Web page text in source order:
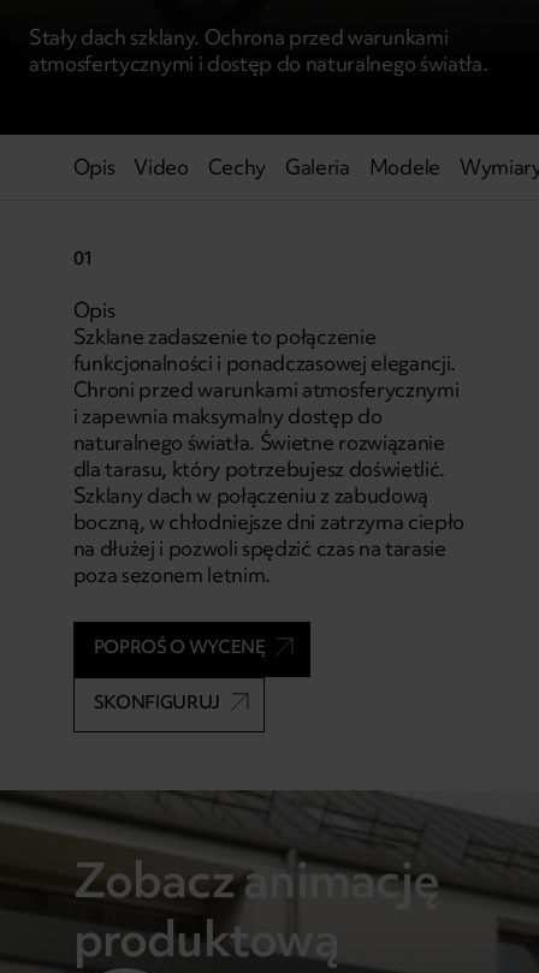
Stały dach szklany. Ochrona przed warunkami
atmosfertycznymi i dostęp do naturalnego światła.
Opis Video Cechy Galeria Modele
01
Opis
Szklane zadaszenie to połączenie
funkcjonalności i ponadczasowej elegancji.
Chroni przed warunkami atmosferycznymi
i zapewnia maksymalny dostęp do
naturalnego światła. Świetne rozwiązanie
dla tarasu, który potrzebujesz doświetlić.
Szklany dach w połączeniu z zabudową
boczną, w chłodniejsze dni zatrzyma ciepło
na dłużej i pozwoli spędzić czas na tarasie
poza sezonem letnim.
POPROŚ O WYCENĘ
SKONFIGURUJ
Zobacz animację
produktową